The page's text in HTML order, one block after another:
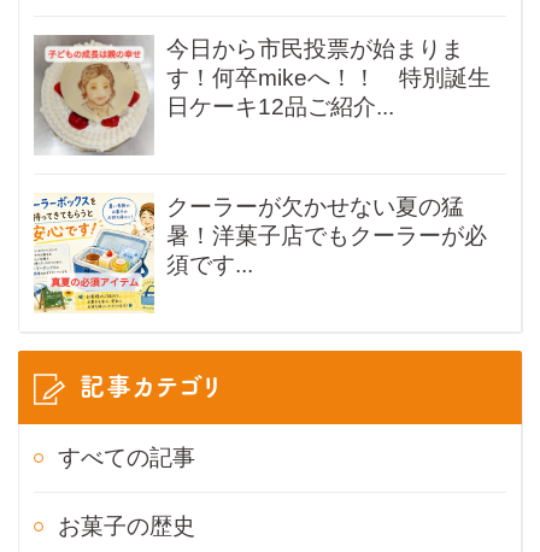
今日から市民投票が始まりま
す！何卒mikeへ！！ 特別誕生
日ケーキ12品ご紹介...
クーラーが欠かせない夏の猛
暑！洋菓子店でもクーラーが必
須です...
記事カテゴリ
すべての記事
お菓子の歴史